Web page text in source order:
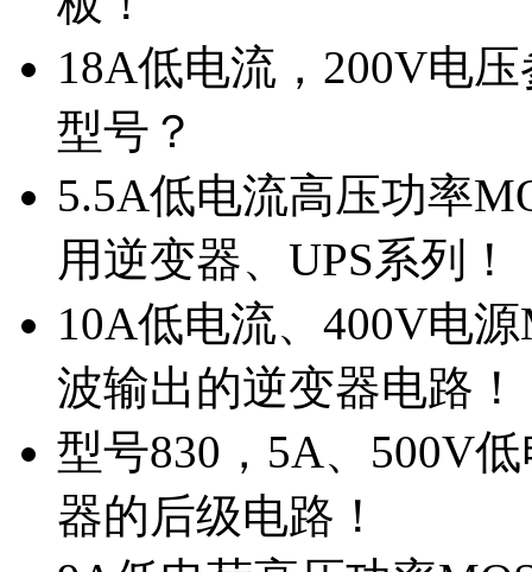
18A低电流，200V电
型号？
5.5A低电流高压功率
用逆变器、UPS系列！
10A低电流、400V电
波输出的逆变器电路！
型号830，5A、500V
器的后级电路！